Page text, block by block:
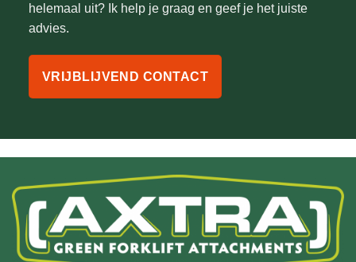
helemaal uit? Ik help je graag en geef je het juiste
advies.
VRIJBLIJVEND CONTACT